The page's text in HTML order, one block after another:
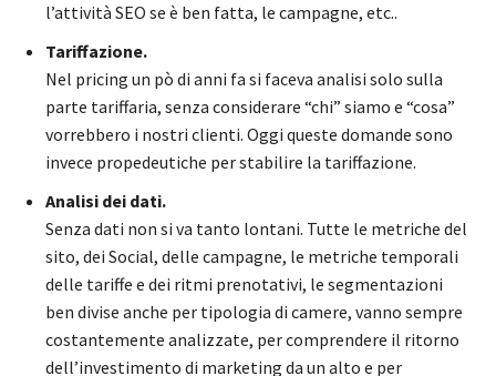
l’attività SEO se è ben fatta, le campagne, etc..
Tariffazione.
Nel pricing un pò di anni fa si faceva analisi solo sulla
parte tariffaria, senza considerare “chi” siamo e “cosa”
vorrebbero i nostri clienti. Oggi queste domande sono
invece propedeutiche per stabilire la tariffazione.
Analisi dei dati.
Senza dati non si va tanto lontani. Tutte le metriche del
sito, dei Social, delle campagne, le metriche temporali
delle tariffe e dei ritmi prenotativi, le segmentazioni
ben divise anche per tipologia di camere, vanno sempre
costantemente analizzate, per comprendere il ritorno
dell’investimento di marketing da un alto e per